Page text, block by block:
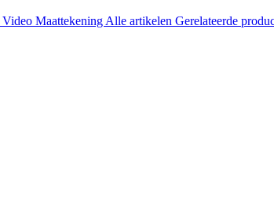
Video Maattekening Alle artikelen Gerelateerde